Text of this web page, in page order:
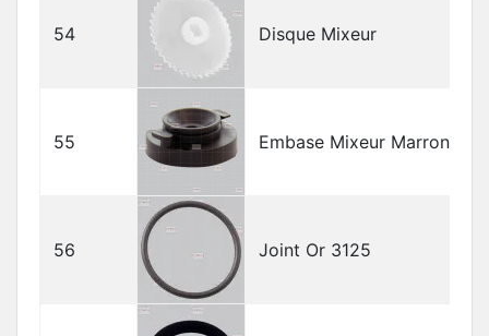
54 Disque Mixeur
55 Embase Mixeur Marron
56 Joint Or 3125